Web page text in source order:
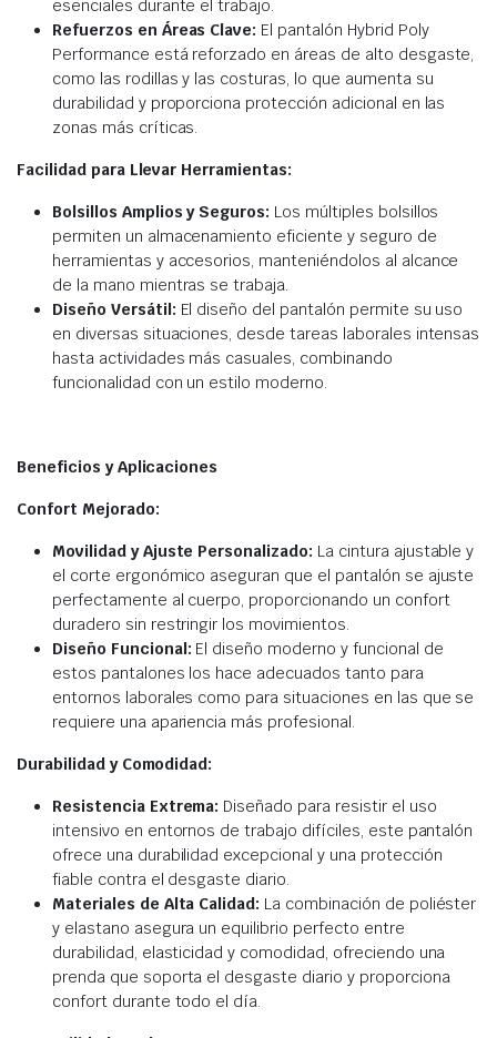
esenciales durante el trabajo.
Refuerzos en Áreas Clave: El pantalón Hybrid Poly
Performance está reforzado en áreas de alto desgaste,
como las rodillas y las costuras, lo que aumenta su
durabilidad y proporciona protección adicional en las
zonas más críticas.
Facilidad para Llevar Herramientas:
Bolsillos Amplios y Seguros: Los múltiples bolsillos
permiten un almacenamiento eficiente y seguro de
herramientas y accesorios, manteniéndolos al alcance
de la mano mientras se trabaja.
Diseño Versátil: El diseño del pantalón permite su uso
en diversas situaciones, desde tareas laborales intensas
hasta actividades más casuales, combinando
funcionalidad con un estilo moderno.
Beneficios y Aplicaciones
Confort Mejorado:
Movilidad y Ajuste Personalizado: La cintura ajustable y
el corte ergonómico aseguran que el pantalón se ajuste
perfectamente al cuerpo, proporcionando un confort
duradero sin restringir los movimientos.
Diseño Funcional: El diseño moderno y funcional de
estos pantalones los hace adecuados tanto para
entornos laborales como para situaciones en las que se
requiere una apariencia más profesional.
Durabilidad y Comodidad:
Resistencia Extrema: Diseñado para resistir el uso
intensivo en entornos de trabajo difíciles, este pantalón
ofrece una durabilidad excepcional y una protección
fiable contra el desgaste diario.
Materiales de Alta Calidad: La combinación de poliéster
y elastano asegura un equilibrio perfecto entre
durabilidad, elasticidad y comodidad, ofreciendo una
prenda que soporta el desgaste diario y proporciona
confort durante todo el día.